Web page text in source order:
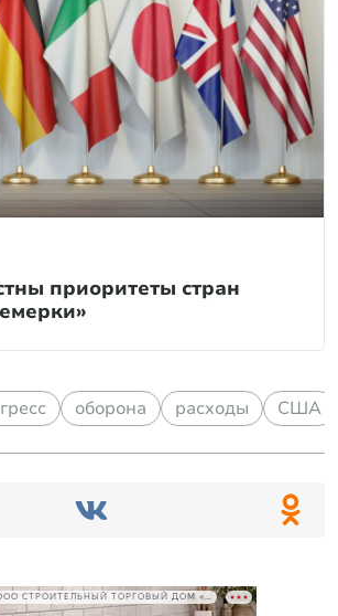
приоритеты стран
оборона расходы США
РЕКЛАМА • ООО СТРОИТЕЛЬНЫЙ ТОРГОВЫЙ ДОМ «ПЕТРОВИЧ», ИНН 7802348846